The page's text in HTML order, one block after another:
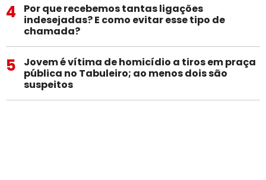
4
Por que recebemos tantas ligações
indesejadas? E como evitar esse tipo de
chamada?
5
Jovem é vítima de homicídio a tiros em praça
pública no Tabuleiro; ao menos dois são
suspeitos